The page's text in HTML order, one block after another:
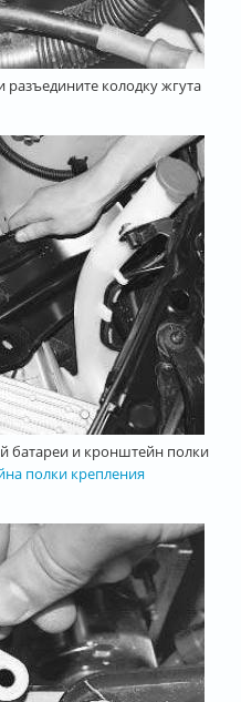
колодку жгута
батареи и кронштейн полки
полки крепления